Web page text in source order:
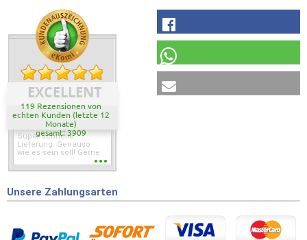
EXCELLENT
119 Rezensionen von
echten Kunden (letzte 12
Monate)
gesamt: 3909
Super schnelle
Lieferung. Genauso
wie es sein soll! Gerne
wieder wenn ich was
Unsere Zahlungsarten